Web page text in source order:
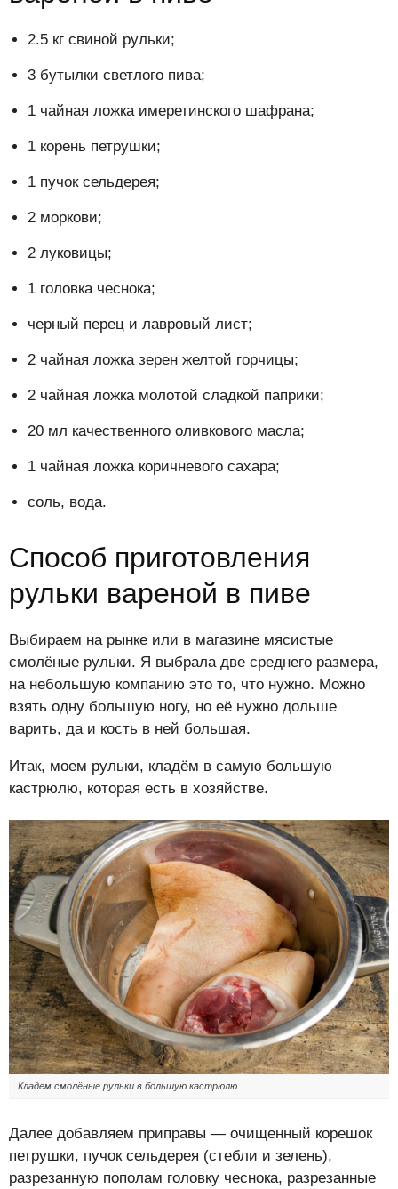
2.5 кг свиной рульки;
3 бутылки светлого пива;
1 чайная ложка имеретинского шафрана;
1 корень петрушки;
1 пучок сельдерея;
2 моркови;
2 луковицы;
1 головка чеснока;
черный перец и лавровый лист;
2 чайная ложка зерен желтой горчицы;
2 чайная ложка молотой сладкой паприки;
20 мл качественного оливкового масла;
1 чайная ложка коричневого сахара;
соль, вода.
Способ приготовления
рульки вареной в пиве
Выбираем на рынке или в магазине мясистые
смолёные рульки. Я выбрала две среднего размера,
на небольшую компанию это то, что нужно. Можно
взять одну большую ногу, но её нужно дольше
варить, да и кость в ней большая.
Итак, моем рульки, кладём в самую большую
кастрюлю, которая есть в хозяйстве.
Кладем смолёные рульки в большую кастрюлю
Далее добавляем приправы — очищенный корешок
петрушки, пучок сельдерея (стебли и зелень),
разрезанную пополам головку чеснока, разрезанные